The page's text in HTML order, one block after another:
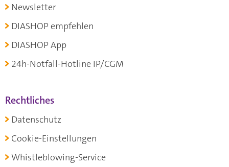
Newsletter
DIASHOP empfehlen
DIASHOP App
24h-Notfall-Hotline IP/CGM
Rechtliches
Datenschutz
Cookie-Einstellungen
Whistleblowing-Service